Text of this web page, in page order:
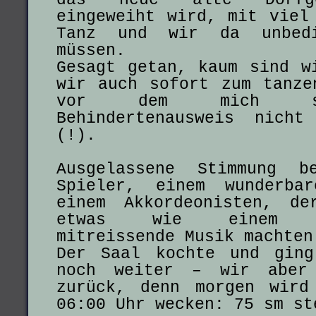
eingeweiht wird, mit viel
Tanz und wir da
müssen.
Gesagt getan, kaum sind
wir auch sofort zum
vor dem mich
Behindertenausweis
(!).
Ausgelassene Stimmung
Spieler, einem
einem Akkordeonisten,
etwas wie einem
mitreissende Musik
Der Saal kochte und ging
noch weiter – wir aber
zurück, denn morgen wird
06:00 Uhr wecken: 75 sm